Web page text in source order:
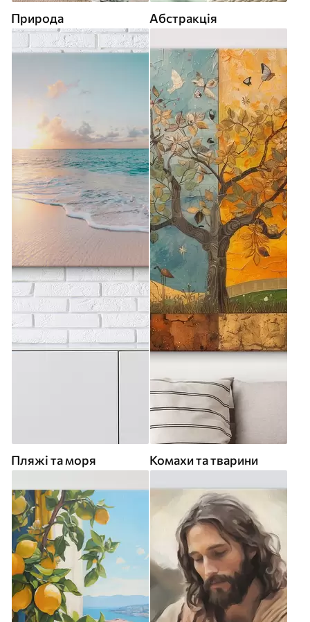
Природа Абстракція
Пляжі та моря Комахи та тварини